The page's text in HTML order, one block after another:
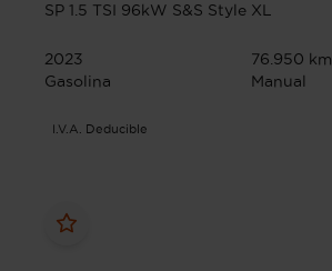
SP 1.5 TSI 96kW S&S Style XL
2023
76.950 km
Gasolina
Manual
I.V.A. Deducible